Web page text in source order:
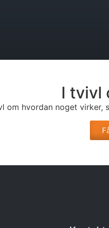
I tvivl
om hvordan noget virker,